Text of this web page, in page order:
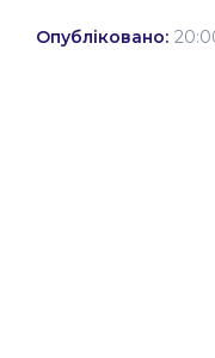
Опубліковано: